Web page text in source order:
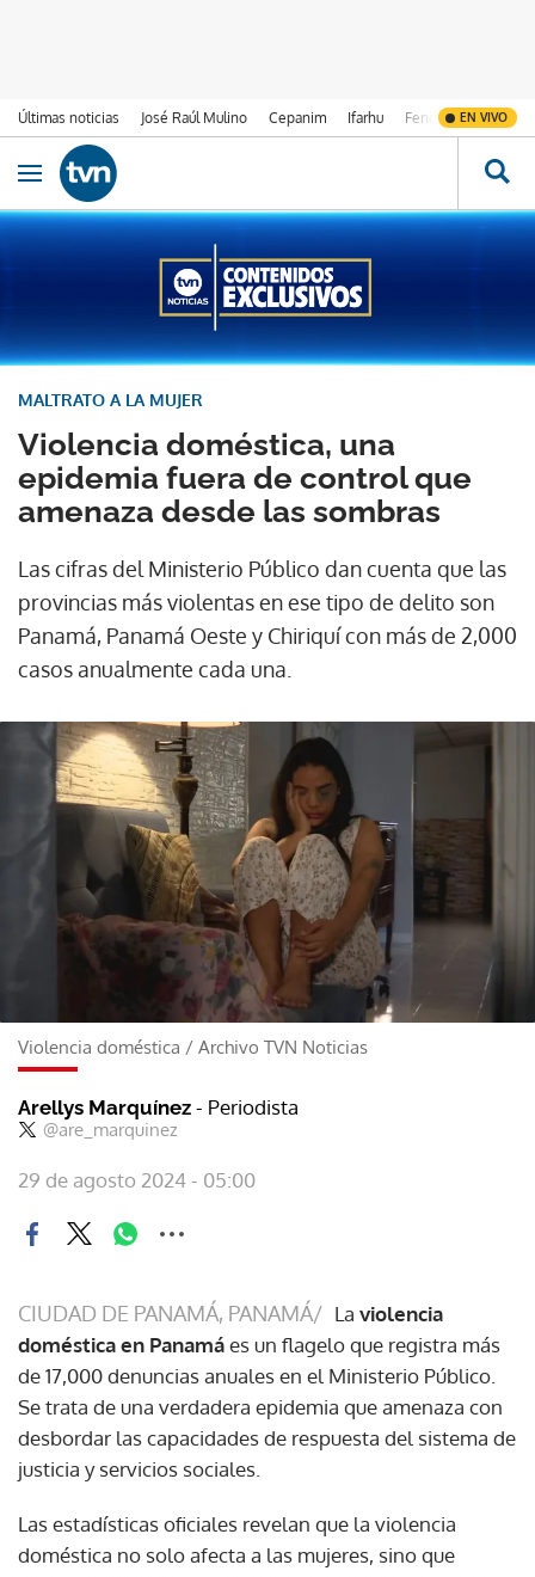
Últimas noticias José Raúl Mulino Cepanim Ifarhu Fenómeno de El
EN VIVO
Ir al contenido
Obrir navegació
Violencia doméstica, una
epidemia fuera de control que
amenaza desde las sombras
MALTRATO A LA MUJER
Las cifras del Ministerio Público dan cuenta que las
provincias más violentas en ese tipo de delito son
Panamá, Panamá Oeste y Chiriquí con más de 2,000
casos anualmente cada una.
Violencia doméstica / Archivo TVN Noticias
Arellys Marquínez - Periodista
@are_marquinez
29 de agosto 2024 - 05:00
CIUDAD DE PANAMÁ, PANAMÁ/ La violencia
doméstica en Panamáes un flagelo que registra más
de 17,000 denuncias anuales en el Ministerio Público.
Se trata de una verdadera epidemia que amenaza con
desbordar las capacidades de respuesta del sistema de
justicia y servicios sociales.
Las estadísticas oficiales revelan que la violencia
doméstica no solo afecta a las mujeres, sino que